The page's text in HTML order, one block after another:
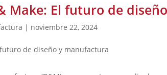
Make: El futuro de
| noviembre 22, 2024